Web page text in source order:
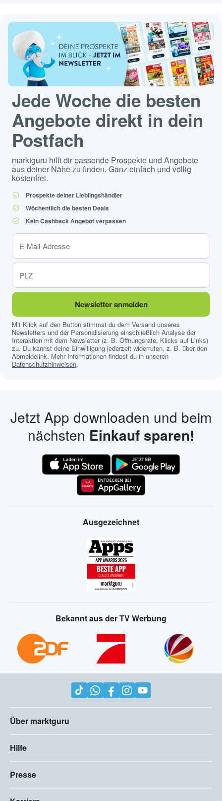
Jede Woche die besten
Angebote direkt in dein
Postfach
marktguru hilft dir passende Prospekte und Angebote
aus deiner Nähe zu finden. Ganz einfach und völlig
kostenfrei.
Prospekte deiner Lieblingshändler
Wöchentlich die besten Deals
Kein Cashback Angebot verpassen
Newsletter anmelden
Mit Klick auf den Button stimmst du dem Versand unseres
Newsletters und der Personalisierung einschließlich Analyse der
Interaktion mit dem Newsletter (z. B. Öffnungsrate, Klicks auf Links)
zu. Du kannst deine Einwilligung jederzeit widerrufen, z. B. über den
Abmeldelink. Mehr Informationen findest du in unseren
Datenschutzhinweisen.
Jetzt App downloaden und beim
nächsten Einkauf sparen!
Ausgezeichnet
Bekannt aus der TV Werbung
Über marktguru
Hilfe
Presse